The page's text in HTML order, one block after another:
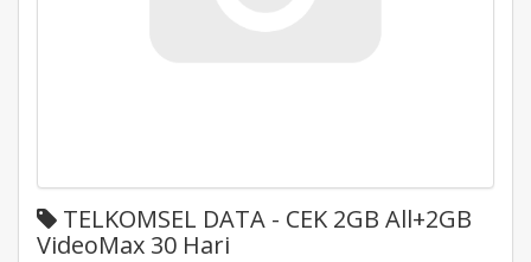
TELKOMSEL DATA - CEK 2GB All+2GB
VideoMax 30 Hari